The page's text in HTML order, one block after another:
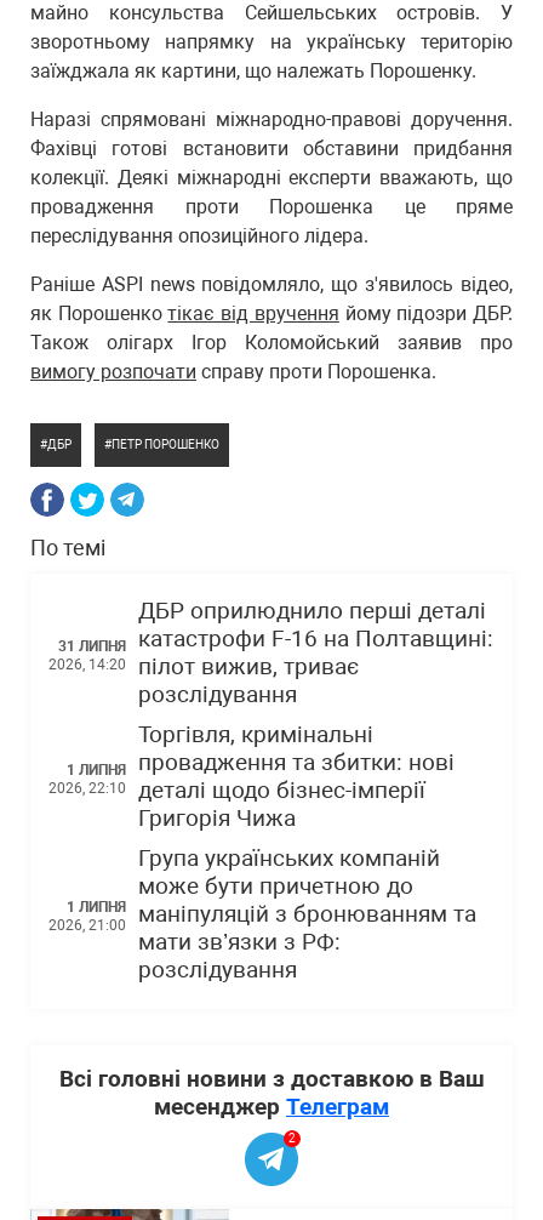
майно консульства Сейшельських островів. У
зворотньому напрямку на українську територію
заїжджала як картини, що належать Порошенку.
Наразі спрямовані міжнародно-правові доручення.
Фахівці готові встановити обставини придбання
колекції. Деякі міжнародні експерти вважають, що
провадження проти Порошенка це пряме
переслідування опозиційного лідера.
Раніше ASPI news повідомляло, що з'явилось відео,
як Порошенкотікає від вручення йому підозри ДБР.
Також олігарх Ігор Коломойський заявив про
вимогу розпочати справу проти Порошенка.
ДБР ПЕТР ПОРОШЕНКО
По темі
31 ЛИПНЯ
2026, 14:20
ДБР оприлюднило перші деталі
катастрофи F-16 на Полтавщині:
пілот вижив, триває
розслідування
1 ЛИПНЯ
2026, 22:10
Торгівля, кримінальні
провадження та збитки: нові
деталі щодо бізнес-імперії
Григорія Чижа
1 ЛИПНЯ
2026, 21:00
Група українських компаній
може бути причетною до
маніпуляцій з бронюванням та
мати зв’язки з РФ:
розслідування
Всі головні новини з доставкою в Ваш
месенджер Телеграм
2